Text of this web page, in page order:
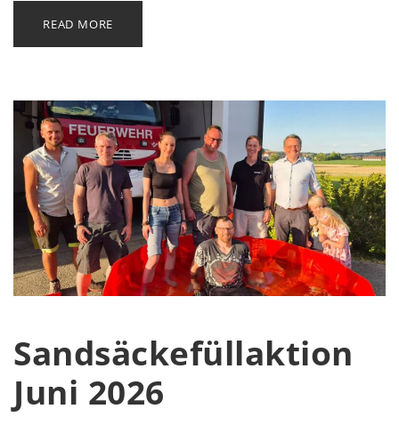
READ MORE
Sandsäckefüllaktion
Juni 2026